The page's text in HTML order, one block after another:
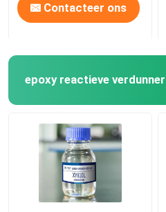
Contacteer ons
epoxy reactieve verdunner